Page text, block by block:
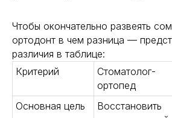
Чтобы окончательно развеять
ортодонт в чем разница —
различия в таблице:
Критерий
Стоматолог-
ортопед
Основная цель
Восстановить